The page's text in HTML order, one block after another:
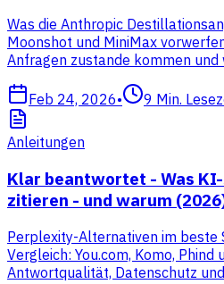
Was die Anthropic
Moonshot und MiniMax
Anfragen zustande kommen und
Feb 24, 2026• 9 Min.
Anleitungen
Klar beantwortet - Was
zitieren - und warum
Perplexity-Alternativen im beste
Vergleich: You.com, Komo,
Antwortqualität, Datenschutz